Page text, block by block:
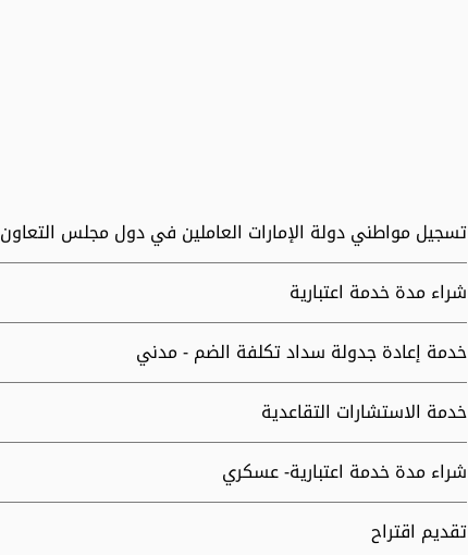
تسجيل مواطني دولة الإمارات العاملين في دول مجلس التعاون
شراء مدة خدمة اعتبارية
خدمة إعادة جدولة سداد تكلفة الضم - مدني
خدمة الاستشارات التقاعدية
شراء مدة خدمة اعتبارية- عسكري
تقديم اقتراح